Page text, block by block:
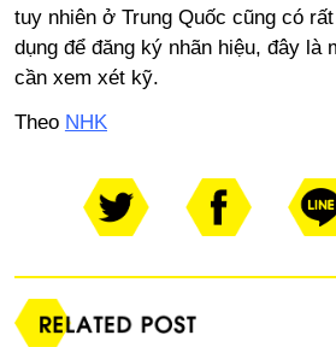
tuy nhiên ở Trung Quốc cũng có
dụng để đăng ký nhãn hiệu, đây là
cần xem xét kỹ.
Theo NHK